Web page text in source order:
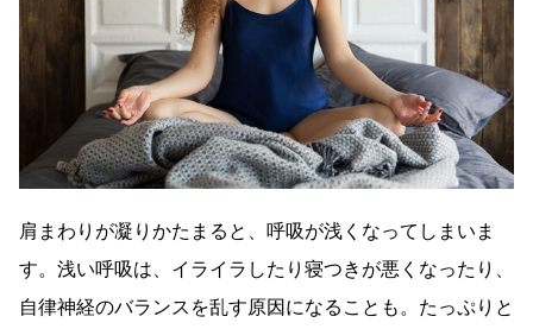
肩まわりが凝りかたまると、呼吸が浅くなってしまいま
す。浅い呼吸は、イライラしたり寝つきが悪くなったり、
自律神経のバランスを乱す原因になることも。たっぷりと